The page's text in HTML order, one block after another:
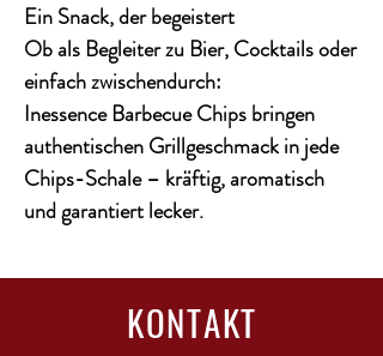
Ein Snack, der begeistert
Ob als Begleiter zu Bier, Cocktails oder
einfach zwischendurch:
Inessence Barbecue Chipsbringen
authentischen Grillgeschmack in jede
Chips-Schale – kräftig, aromatisch
und garantiert lecker.
KONTAKT